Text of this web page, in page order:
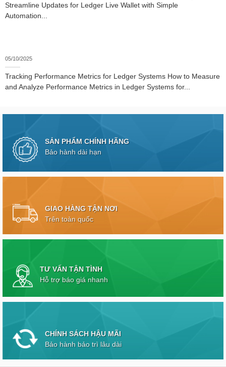
Streamline Updates for Ledger Live Wallet with Simple
Automation...
05/10/2025
Tracking Performance Metrics for Ledger Systems How to Measure
and Analyze Performance Metrics in Ledger Systems for...
SẢN PHẨM CHÍNH HÃNG
Bảo hành dài hạn
GIAO HÀNG TẬN NƠI
Trên toàn quốc
TƯ VẤN TẬN TÌNH
Hỗ trợ báo giá nhanh
CHÍNH SÁCH HẬU MÃI
Bảo hành bảo trì lâu dài